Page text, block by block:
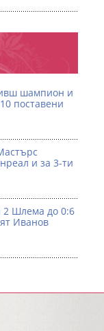
шампион и
поставени
и за 3-ти
2 Шлема до 0:6
Иванов